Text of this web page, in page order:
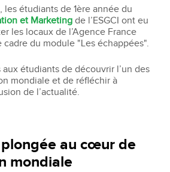
les étudiants de 1ère année du
et Marketing de l’ESGCI ont eu
les locaux de l’Agence France
cadre du module "Les échappées".
étudiants de découvrir l’un des
mondiale et de réfléchir à
de l’actualité.
plongée au cœur de
mondiale